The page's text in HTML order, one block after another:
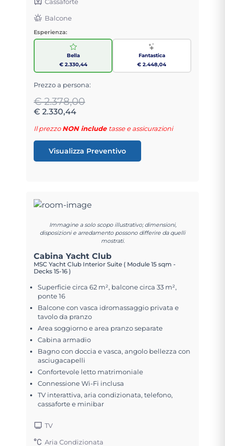
Balcone
Esperienza:
Bella
€ 2.330,44
Fantastica
€ 2.448,04
Prezzo a persona:
€ 2.378,00
€ 2.330,44
Il prezzoNON include tasse e assicurazioni
Visualizza Preventivo
Immagine a solo scopo illustrativo; dimensioni,
disposizioni e arredamento possono differire da quelli
mostrati.
Cabina Yacht Club
MSC Yacht Club Interior Suite ( Module 15 sqm -
Decks 15-16 )
Superficie circa 62 m², balcone circa 33 m²,
ponte 16
Balcone con vasca idromassaggio privata e
tavolo da pranzo
Area soggiorno e area pranzo separate
Cabina armadio
Bagno con doccia e vasca, angolo bellezza con
asciugacapelli
Confortevole letto matrimoniale
Connessione Wi-Fi inclusa
TV interattiva, aria condizionata, telefono,
cassaforte e minibar
TV
Aria Condizionata